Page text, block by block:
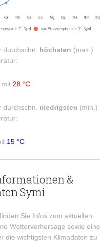
durchschn. höchsten (max.)
mit 28 °C
durchschn. niedrigsten (min.)
15 °C
&
Symi
Sie Infos zum aktuellen
Wettervorhersage sowie eine
die wichtigsten Klimadaten zu